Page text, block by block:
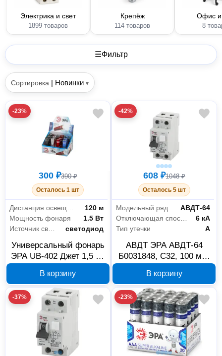
Электрика и свет
1899 товаров
Крепёж
114 товаров
Офис
8
☰Фильтр
Сортировка | Новинки ▾
-23%
300 ₽390 ₽
Осталось 1 шт
120 м
Мощность фонаря
1.5 Вт
светодиод
Универсальный фонарь
ЭРА UB-402 Джет 1,5 Вт
В корзину
-42%
608 ₽1048 ₽
Осталось 5 шт
Модельный ряд
АВДТ-64
Отключающая способность
6 кА
Тип утечки
А
АВДТ ЭРА АВДТ-64
Б0031848, C32, 100 мА,
В корзину
-37% -23%